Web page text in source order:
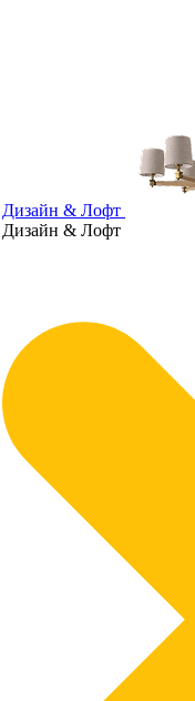
Дизайн & Лофт
Дизайн & Лофт